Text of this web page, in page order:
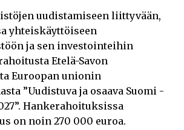
uudistamiseen liittyvään,
yhteiskäyttöiseen
ja sen investointeihin
Etelä-Savon
Euroopan unionin
”Uudistuva ja osaava Suomi -
Hankerahoituksissa
on noin 270 000 euroa.